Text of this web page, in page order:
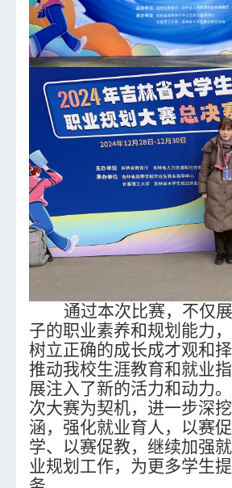
通过本次 比赛， 不仅
子的职业素养和规划能力，
树立正确的成长成才观和择
推动我校生涯教育和就业
展注入了新的活力和动力
次大赛为契机，进一步深
涵，强化就业育人，以赛
学、以赛促教，继续加强
业规划工作，为更多学生